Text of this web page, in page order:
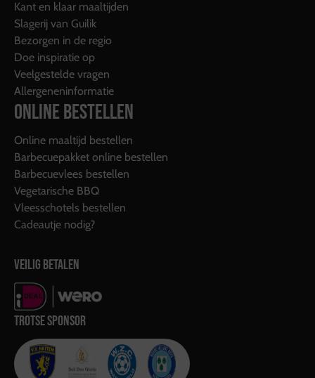
Kant en klaar maaltijden
Slagerij van Guilik
Bezorgen in de regio
Doe inspiratie op
Veelgestelde vragen
Allergeneninformatie
ONLINE BESTELLEN
Online maaltijd bestellen
Barbecuepakket online bestellen
Barbecuevlees bestellen
Vegetarische BBQ
Vleesschotels bestellen
Cadeautje nodig?
VEILIG BETALEN
TROTSE SPONSOR